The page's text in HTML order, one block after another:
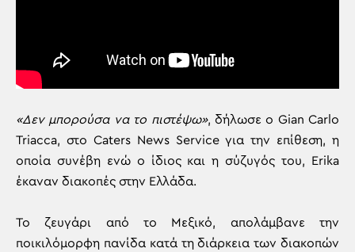
«Δεν μπορούσα να το πιστέψω», δήλωσε ο Gian Carlo
Triacca, στο Caters News Service για την επίθεση, η
οποία συνέβη ενώ ο ίδιος και η σύζυγός του, Erika
έκαναν διακοπές στην Ελλάδα.
Το ζευγάρι από το Μεξικό, απολάμβανε την
ποικιλόμορφη πανίδα κατά τη διάρκεια των διακοπών